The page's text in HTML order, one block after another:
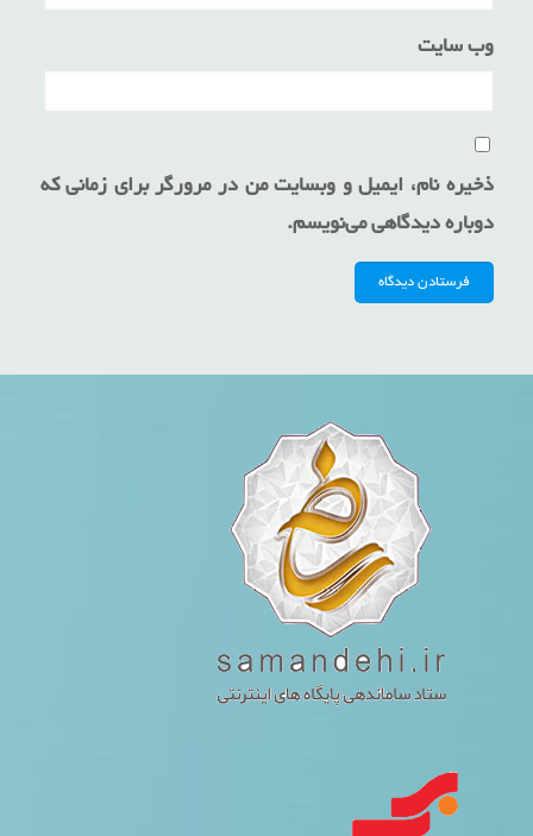
وب‌ سایت
ذخیره نام، ایمیل و وبسایت من در مرورگر برای زمانی که
دوباره دیدگاهی می‌نویسم.